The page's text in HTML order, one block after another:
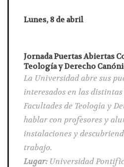
Lunes, 8 de abril
Jornada Puertas Abiertas
Teología y Derecho
La Universidad abre sus
interesados en las
Facultades de Teología y
hablar con profesores y
instalaciones y
trabajo.
Lugar:Universidad